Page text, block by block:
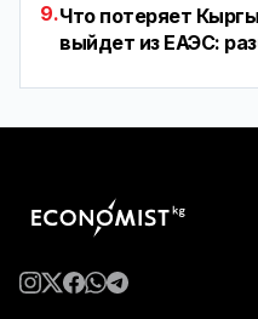
9.Что потеряет
выйдет из ЕАЭС: